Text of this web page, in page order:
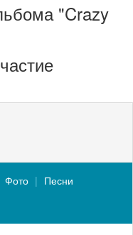
"Crazy
Фото
Песни